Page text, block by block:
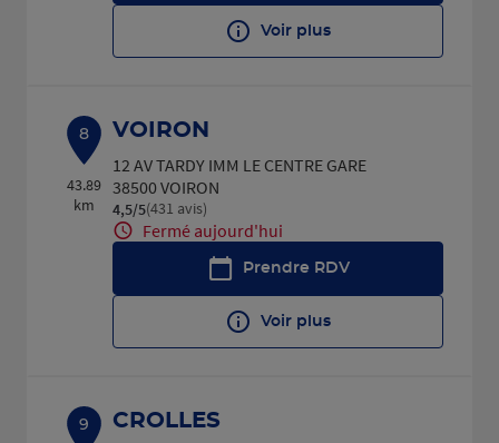
Voir plus
8
43.89
km
VOIRON
12 AV TARDY IMM LE CENTRE GARE
38500 VOIRON
4,5/5Note de 4.5 sur 5
(431 avis)
Fermé aujourd'hui
Prendre RDV
Voir plus
9
CROLLES